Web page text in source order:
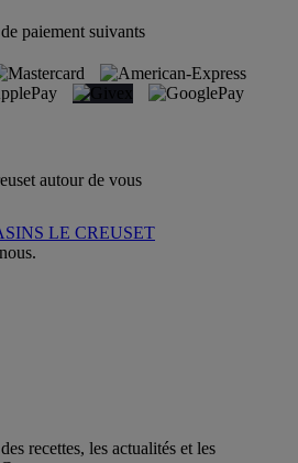
paiement suivants
autour de vous
LE CREUSET
recettes, les actualités et les